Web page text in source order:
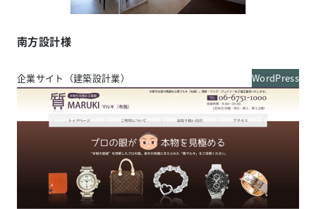
南方設計様
企業サイト（建築設計業） WordPress